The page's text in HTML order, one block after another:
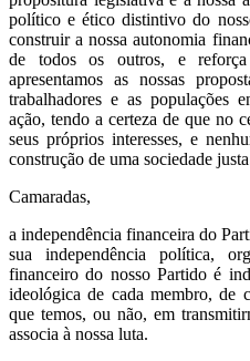
político e ético distintivo do
construir a nossa autonomia
de todos os outros, e
apresentamos as nossas
trabalhadores e as populações
ação, tendo a certeza de que no
seus próprios interesses, e
construção de uma sociedade
Camaradas,
a independência financeira do
sua independência política,
financeiro do nosso Partido é
ideológica de cada membro, de
que temos, ou não, em
associa à nossa luta.